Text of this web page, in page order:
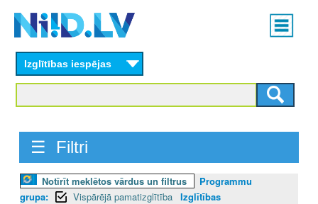
content
Main
menu
Izglītības iespējas
☰ Filtri
Notīrīt meklētos vārdus un filtrus
Programmu
grupa:
Vispārējā pamatizglītība Izglītības